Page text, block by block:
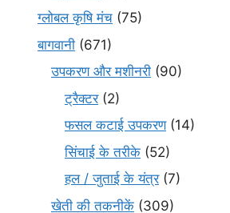
ग्लोबल कृषि मंच (75)
बागवानी (671)
उपकरण और मशीनरी (90)
ट्रैक्टर(2)
फसल कटाई उपकरण(14)
सिंचाई के तरीके (52)
हल / जुताई के यंत्र(7)
खेती की तकनीकें (309)